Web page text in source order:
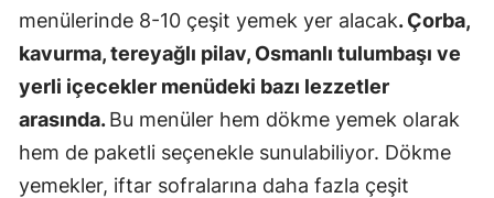
menülerinde 8-10 çeşit yemek yer alacak. Çorba,
kavurma, tereyağlı pilav, Osmanlı tulumbaşı ve
yerli içecekler menüdeki bazı lezzetler
arasında.Bu menüler hem dökme yemek olarak
hem de paketli seçenekle sunulabiliyor. Dökme
yemekler, iftar sofralarına daha fazla çeşit